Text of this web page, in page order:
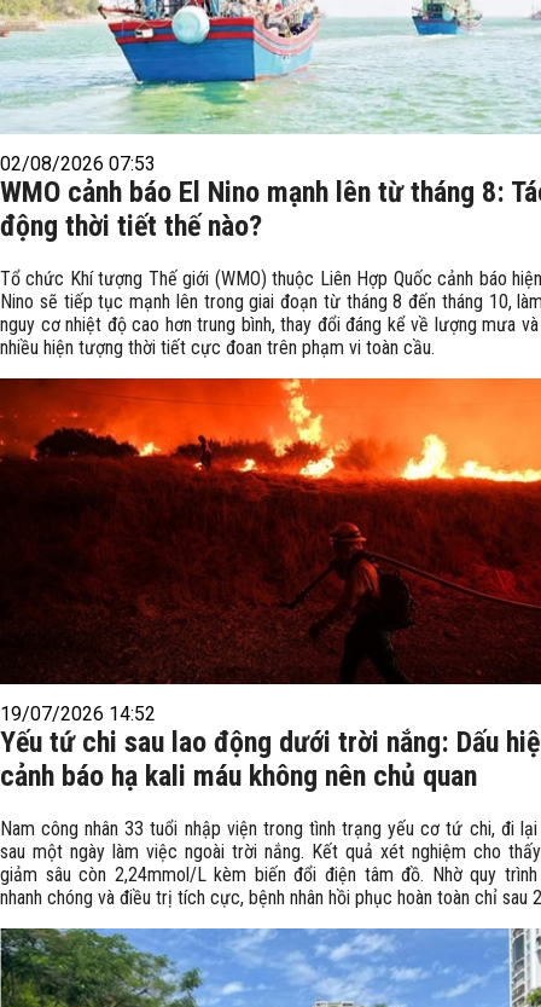
02/08/2026 07:53
WMO cảnh báo El Nino mạnh lên từ tháng 8:
động thời tiết thế nào?
Tổ chức Khí tượng Thế giới (WMO) thuộc Liên Hợp Quốc cảnh báo
Nino sẽ tiếp tục mạnh lên trong giai đoạn từ tháng 8 đến tháng 10,
nguy cơ nhiệt độ cao hơn trung bình, thay đổi đáng kể về lượng mưa
nhiều hiện tượng thời tiết cực đoan trên phạm vi toàn cầu.
19/07/2026 14:52
Yếu tứ chi sau lao động dưới trời nắng: Dấu
cảnh báo hạ kali máu không nên chủ quan
Nam công nhân 33 tuổi nhập viện trong tình trạng yếu cơ tứ chi, đi lại
sau một ngày làm việc ngoài trời nắng. Kết quả xét nghiệm cho
giảm sâu còn 2,24mmol/L kèm biến đổi điện tâm đồ. Nhờ quy
nhanh chóng và điều trị tích cực, bệnh nhân hồi phục hoàn toàn chỉ sau